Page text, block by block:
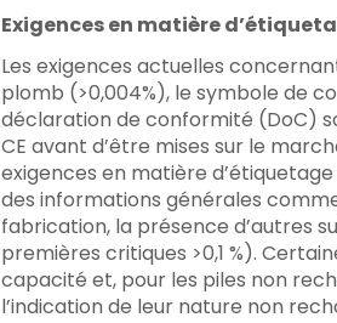
Exigences en matière
Les exigences actuelles
plomb (>0,004%), le symbole de
déclaration de conformité (DoC)
CE avant d’être mises sur le
exigences en matière
des informations générales
fabrication, la présence d’autres
premières critiques >0,1 %).
capacité et, pour les piles non
l’indication de leur nature non